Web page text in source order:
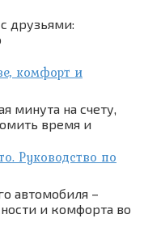
друзьями:
комфорт и
минута на счету,
время и
Руководство по
автомобиля –
и комфорта во